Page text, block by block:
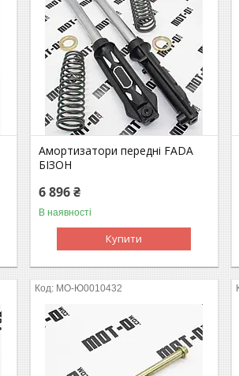
Амортизатори передні FADA
БІЗОН
6 896 ₴
В наявності
Купити
MO-Ю0010432